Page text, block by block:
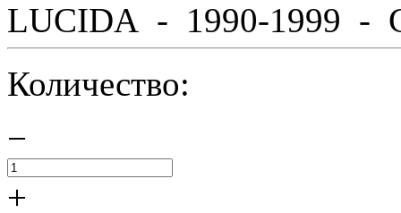
LUCIDA - 1990-1999 -
Количество:
−
+